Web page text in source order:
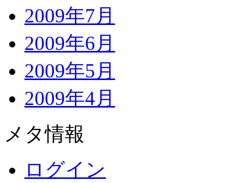
2009年7月
2009年6月
2009年5月
2009年4月
メタ情報
ログイン